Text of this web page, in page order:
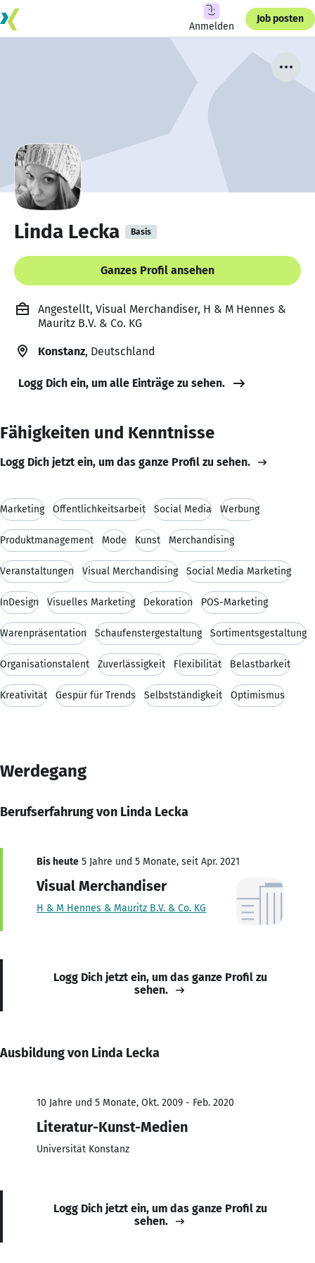
Anmelden
Job posten
Linda Lecka Basis
Ganzes Profil ansehen
Angestellt, Visual Merchandiser, H & M Hennes &
Mauritz B.V. & Co. KG
Konstanz, Deutschland
Logg Dich ein, um alle Einträge zu sehen.
Fähigkeiten und Kenntnisse
Logg Dich jetzt ein, um das ganze Profil zu sehen.
Marketing Öffentlichkeitsarbeit Social Media Werbung
Produktmanagement Mode Kunst Merchandising
Veranstaltungen Visual Merchandising Social Media Marketing
InDesign Visuelles Marketing Dekoration POS-Marketing
Warenpräsentation Schaufenstergestaltung Sortimentsgestaltung
Organisationstalent Zuverlässigkeit Flexibilität Belastbarkeit
Kreativität Gespür für Trends Selbstständigkeit Optimismus
Werdegang
Berufserfahrung von Linda Lecka
Bis heute 5 Jahre und 5 Monate, seit Apr. 2021
Visual Merchandiser
H & M Hennes & Mauritz B.V. & Co. KG
Logg Dich jetzt ein, um das ganze Profil zu
sehen.
Ausbildung von Linda Lecka
10 Jahre und 5 Monate, Okt. 2009 - Feb. 2020
Literatur-Kunst-Medien
Universität Konstanz
Logg Dich jetzt ein, um das ganze Profil zu
sehen.